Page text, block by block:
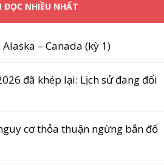
ĐỌC NHIỀU NHẤT
– Canada (kỳ 1)
đã khép lại: Lịch sử đang đổi
cơ thỏa thuận ngừng bắn đổ